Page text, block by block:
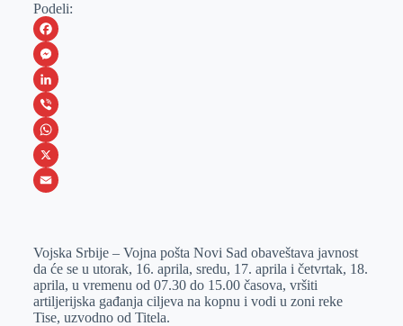
Podeli:
F
a
c
e
b
o
M
e
s
s
e
e
r
L
i
n
k
I
n
V
i
b
W
h
s
A
p
X
a
i
l
Vojska Srbije – Vojna pošta Novi Sad obaveštava javnost
da će se u utorak, 16. aprila, sredu, 17. aprila i četvrtak, 18.
aprila, u vremenu od 07.30 do 15.00 časova, vršiti
artiljerijska gađanja ciljeva na kopnu i vodi u zoni reke
Tise, uzvodno od Titela.